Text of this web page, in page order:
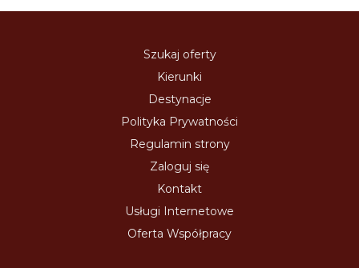
Szukaj oferty
Kierunki
Destynacje
Polityka Prywatności
Regulamin strony
Zaloguj się
Kontakt
Usługi Internetowe
Oferta Współpracy